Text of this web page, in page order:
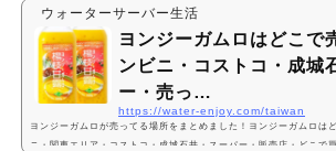
ウォーターサーバー生活
ヨンジーガムロはどこで
ンビニ・コストコ・成城
ー・売っ…
https://water-enjoy.com/taiwan
ヨンジーガムロが売ってる場所をまとめました！ヨンジーガムロは
ニ・関東エリア・コストコ・成城石井・スーパー・販売店・どこで